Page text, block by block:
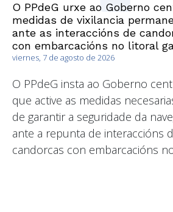
O PPdeG urxe ao Goberno
medidas de vixilancia
ante as interaccións de
con embarcacións no litoral
viernes, 7 de agosto de 2026
O PPdeG insta ao Goberno
que active as medidas
de garantir a seguridade da
ante a repunta de interaccións
candorcas con embarcacións